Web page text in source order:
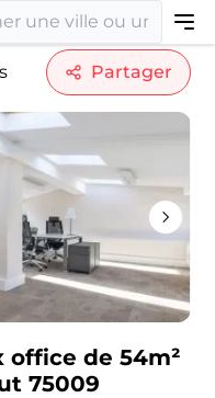
Partager
office de 54m²
75009